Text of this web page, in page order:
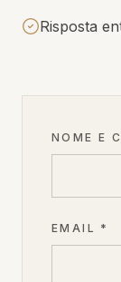
Risposta
NOME E
EMAIL *